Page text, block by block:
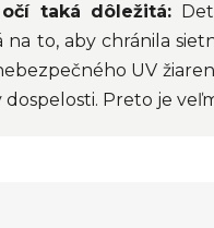
taká dôležitá:
to, aby chránila
UV
dospelosti. Preto je